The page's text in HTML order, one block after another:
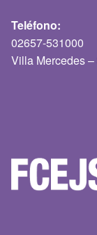
Teléfono:
02657-531000
Villa Mercedes